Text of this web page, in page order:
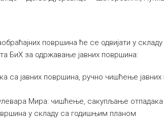
површина ће се одвијати у
БиХ за одржавање јавних површина:
са јавних површина, ручно чишћење
Мира: чишћење, сакупљање
у складу са годишњим планом